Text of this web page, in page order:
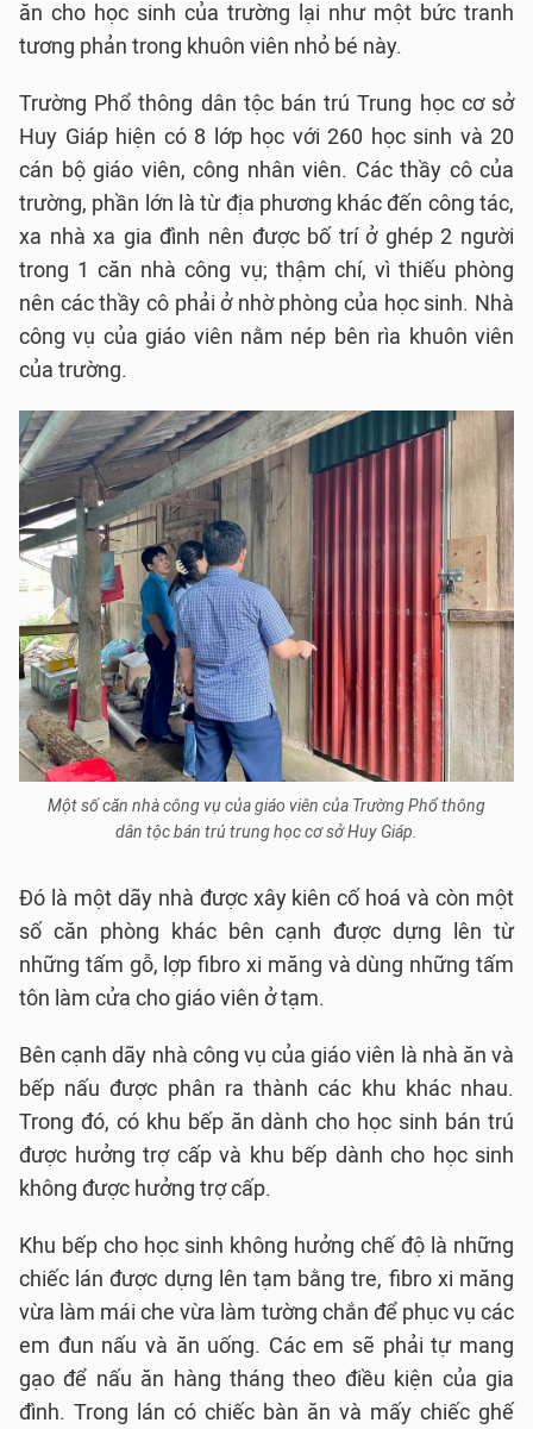
ăn cho học sinh của trường lại như một bức tranh
tương phản trong khuôn viên nhỏ bé này.
Trường Phổ thông dân tộc bán trú Trung học cơ sở
Huy Giáp hiện có 8 lớp học với 260 học sinh và 20
cán bộ giáo viên, công nhân viên. Các thầy cô của
trường, phần lớn là từ địa phương khác đến công tác,
xa nhà xa gia đình nên được bố trí ở ghép 2 người
trong 1 căn nhà công vụ; thậm chí, vì thiếu phòng
nên các thầy cô phải ở nhờ phòng của học sinh. Nhà
công vụ của giáo viên nằm nép bên rìa khuôn viên
của trường.
Một số căn nhà công vụ của giáo viên của Trường Phổ thông
dân tộc bán trú trung học cơ sở Huy Giáp.
Đó là một dãy nhà được xây kiên cố hoá và còn một
số căn phòng khác bên cạnh được dựng lên từ
những tấm gỗ, lợp fibro xi măng và dùng những tấm
tôn làm cửa cho giáo viên ở tạm.
Bên cạnh dãy nhà công vụ của giáo viên là nhà ăn và
bếp nấu được phân ra thành các khu khác nhau.
Trong đó, có khu bếp ăn dành cho học sinh bán trú
được hưởng trợ cấp và khu bếp dành cho học sinh
không được hưởng trợ cấp.
Khu bếp cho học sinh không hưởng chế độ là những
chiếc lán được dựng lên tạm bằng tre, fibro xi măng
vừa làm mái che vừa làm tường chắn để phục vụ các
em đun nấu và ăn uống. Các em sẽ phải tự mang
gạo để nấu ăn hàng tháng theo điều kiện của gia
đình. Trong lán có chiếc bàn ăn và mấy chiếc ghế